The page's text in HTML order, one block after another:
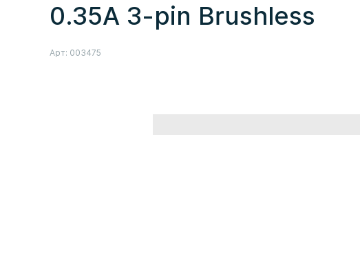
0.35A 3-pin Brushless
Арт: 003475